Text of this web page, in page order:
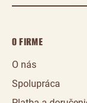
O FIRME
O nás
Spolupráca